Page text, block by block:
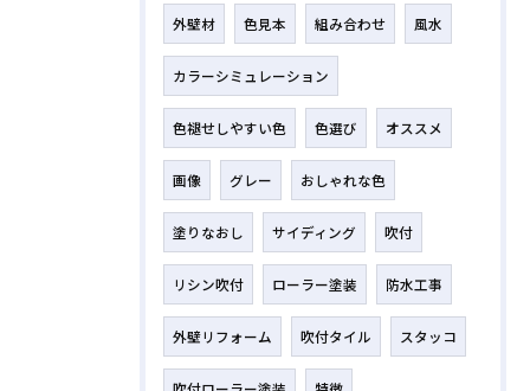
外壁材 色見本 組み合わせ 風水
カラーシミュレーション
色褪せしやすい色 色選び オススメ
画像 グレー おしゃれな色
塗りなおし サイディング 吹付
リシン吹付 ローラー塗装 防水工事
外壁リフォーム 吹付タイル スタッコ